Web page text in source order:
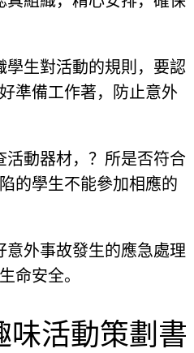
學生對活動的規則，要認
準備工作著，防止意外
活動器材，？所是否符合
的學生不能參加相應的
意外事故發生的應急處理
命安全。
味活動策劃書